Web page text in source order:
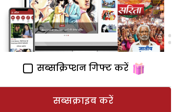
सब्सक्रिप्शन गिफ्ट करें
सब्सक्राइब करें